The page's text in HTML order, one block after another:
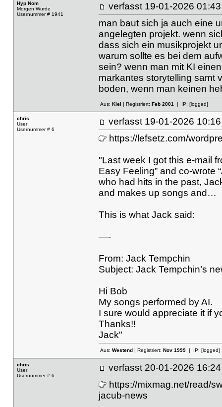
Hyp Nom
Morgen Wurde
Usernummer # 1941
verfasst 19-01-2026
man baut sich ja auch eine
angelegten projekt. wenn
dass sich ein musikprojekt
warum sollte es bei dem
sein? wenn man mit KI
markantes storytelling samt
boden, wenn man keinen
Aus: Kiel | Registriert: Feb 2001| IP: [logged]
chris
User
Usernummer # 6
verfasst 19-01-2026
https://lefsetz.com/
"Last week I got this e-mail
Easy Feeling” and co-wrote
who had hits in the past,
and makes up songs and…
This is what Jack said:
—-
From: Jack Tempchin
Subject: Jack Tempchin’s
Hi Bob
My songs performed by AI.
I sure would appreciate it if
Thanks!!
Jack"
Aus: Westend| Registriert: Nov 1999| IP: [logged]
chris
User
Usernummer # 6
verfasst 20-01-2026
https://mixmag.net/read/
jacub-news